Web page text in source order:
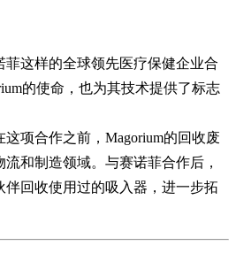
菲这样的全球领先医疗保健企业合
的使命，也为其技术提供了标志
这项合作之前，Magorium的回收废
和制造领域。与赛诺菲合作后，
伴回收使用过的吸入器，进一步拓